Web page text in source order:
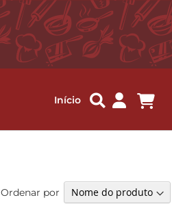
Início
Ordenar por